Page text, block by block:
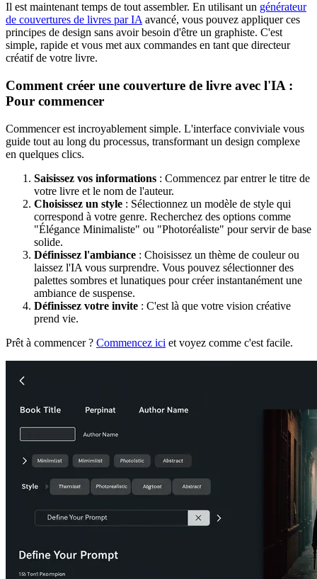
Il est maintenant temps de tout assembler. En utilisant un générateur
de couvertures de livres par IA avancé, vous pouvez appliquer ces
principes de design sans avoir besoin d'être un graphiste. C'est
simple, rapide et vous met aux commandes en tant que directeur
créatif de votre livre.
Comment créer une couverture de livre avec l'IA :
Pour commencer
Commencer est incroyablement simple. L'interface conviviale vous
guide tout au long du processus, transformant un design complexe
en quelques clics.
Saisissez vos informations : Commencez par entrer le titre de
votre livre et le nom de l'auteur.
Choisissez un style : Sélectionnez un modèle de style qui
correspond à votre genre. Recherchez des options comme
"Élégance Minimaliste" ou "Photoréaliste" pour servir de base
solide.
Définissez l'ambiance : Choisissez un thème de couleur ou
laissez l'IA vous surprendre. Vous pouvez sélectionner des
palettes sombres et lunatiques pour créer instantanément une
ambiance de suspense.
Définissez votre invite : C'est là que votre vision créative
prend vie.
Prêt à commencer ? Commencez ici et voyez comme c'est facile.